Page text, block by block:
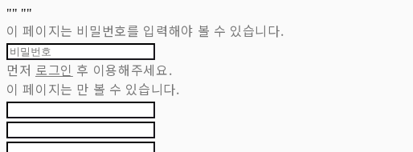
"" ""
이 페이지는 비밀번호를 입력해야 볼 수 있습니다.
먼저 로그인 후 이용해주세요.
이 페이지는 만 볼 수 있습니다.